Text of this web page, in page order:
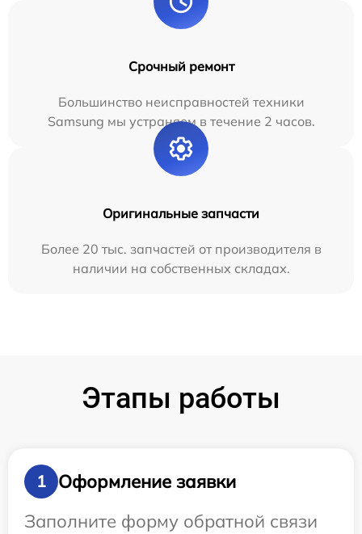
Срочный ремонт
Большинство неисправностей техники
Samsung мы устраняем в течение 2 часов.
Оригинальные запчасти
Более 20 тыс. запчастей от производителя в
наличии на собственных складах.
Этапы работы
1
Оформление заявки
Заполните форму обратной связи